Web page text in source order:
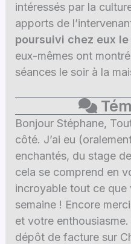
intéressés par la
apports de
poursuivi chez eux
eux-mêmes ont
séances le soir à la
Bonjour Stéphane,
côté. J’ai eu
enchantés, du stage
cela se comprend en
incroyable tout ce
semaine ! Encore
et votre
dépôt de facture sur